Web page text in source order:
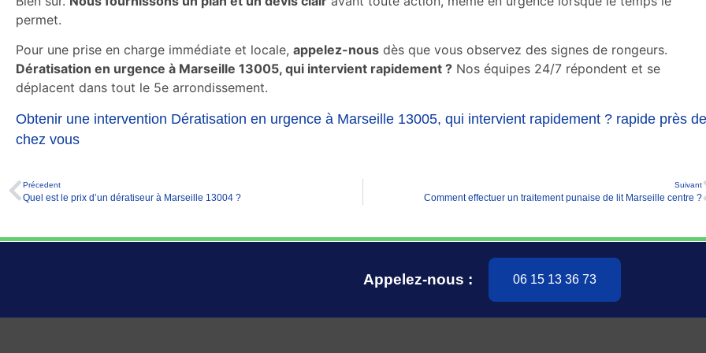
permet.
Pour une prise en charge immédiate et locale, appelez-nous dès que vous observez des signes de rongeurs.
Dératisation en urgence à Marseille 13005, qui intervient rapidement ? Nos équipes 24/7 répondent et se
déplacent dans tout le 5e arrondissement.
Obtenir une intervention Dératisation en urgence à Marseille 13005, qui intervient rapidement ? rapide près de
chez vous
Précedent
Quel est le prix d’un dératiseur à Marseille 13004 ?
Suivant
Comment effectuer un traitement punaise de lit Marseille centre ?
Appelez-nous : 06 15 13 36 73